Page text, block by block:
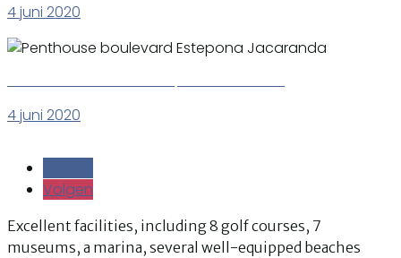
4 juni 2020
4 juni 2020
Volgen
Excellent facilities, including 8 golf courses, 7
museums, a marina, several well-equipped beaches